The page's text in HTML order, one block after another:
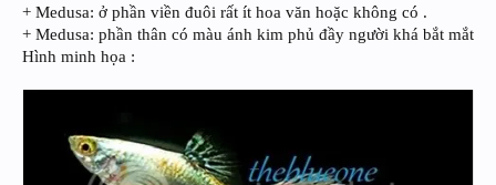
+ Medusa: ở phần viền đuôi rất ít hoa văn hoặc không có .
+ Medusa: phần thân có màu ánh kim phủ đầy người khá bắt mắt
Hình minh họa :